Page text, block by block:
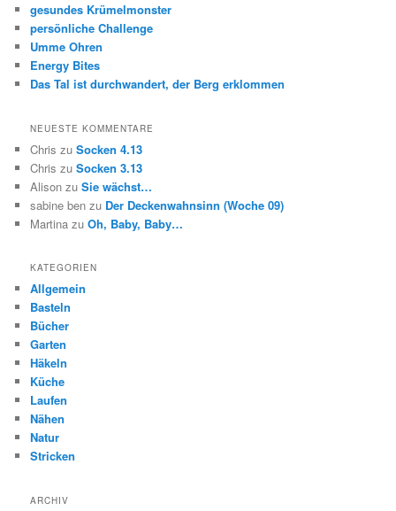
gesundes Krümelmonster
persönliche Challenge
Umme Ohren
Energy Bites
Das Tal ist durchwandert, der Berg erklommen
NEUESTE KOMMENTARE
Chris zuSocken 4.13
Chris zuSocken 3.13
Alison zuSie wächst…
sabine ben zu Der Deckenwahnsinn (Woche 09)
Martina zuOh, Baby, Baby…
KATEGORIEN
Allgemein
Basteln
Bücher
Garten
Häkeln
Küche
Laufen
Nähen
Natur
Stricken
ARCHIV